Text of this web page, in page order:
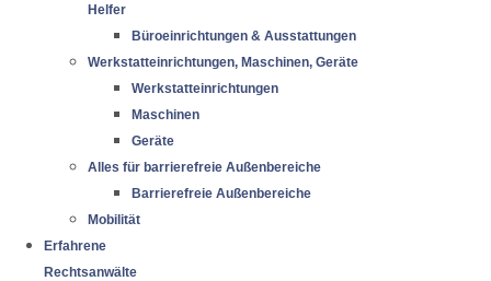
Helfer
Büroeinrichtungen & Ausstattungen
Werkstatteinrichtungen, Maschinen, Geräte
Werkstatteinrichtungen
Maschinen
Geräte
Alles für barrierefreie Außenbereiche
Barrierefreie Außenbereiche
Mobilität
Erfahrene
Rechtsanwälte